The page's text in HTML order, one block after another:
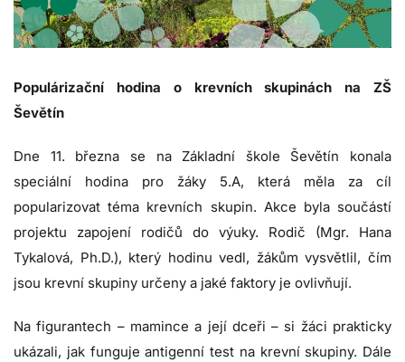
Populárizační hodina o krevních skupinách na ZŠ
Ševětín
Dne 11. března se na Základní škole Ševětín konala
speciální hodina pro žáky 5.A, která měla za cíl
popularizovat téma krevních skupin. Akce byla součástí
projektu zapojení rodičů do výuky. Rodič (Mgr. Hana
Tykalová, Ph.D.), který hodinu vedl, žákům vysvětlil, čím
jsou krevní skupiny určeny a jaké faktory je ovlivňují.
Na figurantech – mamince a její dceři – si žáci prakticky
ukázali, jak funguje antigenní test na krevní skupiny. Dále